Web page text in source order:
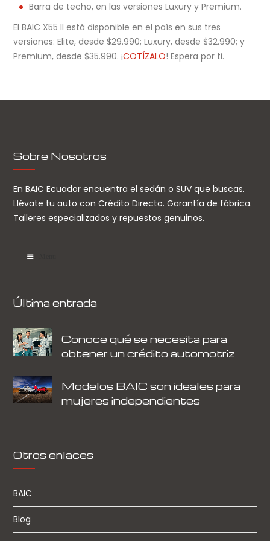
Barra de techo, en las versiones Luxury y Premium.
El BAIC X55 II está disponible en el país en sus tres
versiones: Elite, desde $29.990; Luxury, desde $32.990; y
Premium, desde $35.990. ¡COTÍZALO! Espera por ti.
Sobre Nosotros
En BAIC Ecuador encuentra el sedán o SUV que buscas.
Llévate tu auto con Crédito Directo. Garantía de fábrica.
Talleres especializados y repuestos genuinos.
Última entrada
Conoce qué se necesita para
obtener un crédito automotriz
Modelos BAIC son ideales para
mujeres independientes
Otros enlaces
BAIC
Blog